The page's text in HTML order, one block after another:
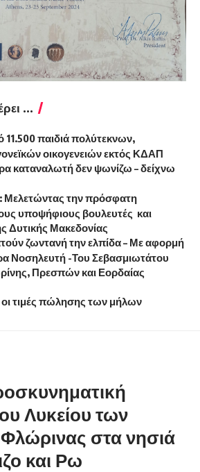
...
11.500 παιδιά πολύτεκνων,
οικογενειών εκτός ΚΔΑΠ
καταναλωτή δεν ψωνίζω – δείχνω
Μελετώντας την πρόσφατη
υποψήφιους βουλευτές και
Δυτικής Μακεδονίας
ζωντανή την ελπίδα – Με αφορμή
Νοσηλευτή -Του Σεβασμιωτάτου
Πρεσπών και Εορδαίας
οι τιμές πώλησης των μήλων
Λυκείου των
στα νησιά
και Ρω